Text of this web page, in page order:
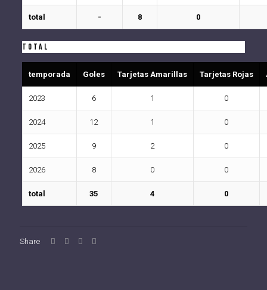
total - 8 0
Total
temporada Goles Tarjetas Amarillas Tarjetas Rojas
2023 6 1 0
2024 12 1 0
2025 9 2 0
2026 8 0 0
total 35 4 0
Share